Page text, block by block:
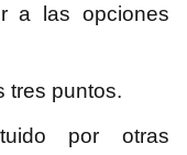
a las opciones
tres puntos.
por otras